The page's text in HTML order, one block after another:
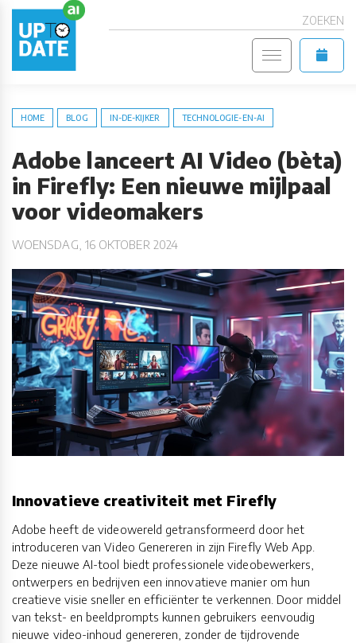
ZOEKEN
HOME BLOG IN-DE-KIJKER TECHNOLOGIE-EN-AI
Adobe lanceert AI Video (bèta)
in Firefly: Een nieuwe mijlpaal
voor videomakers
WOENSDAG, 16 OKTOBER 2024
Innovatieve creativiteit met Firefly
Adobe heeft de videowereld getransformeerd door het
introduceren van Video Genereren in zijn Firefly Web App.
Deze nieuwe AI-tool biedt professionele videobewerkers,
ontwerpers en bedrijven een innovatieve manier om hun
creatieve visie sneller en efficiënter te verkennen. Door middel
van tekst- en beeldprompts kunnen gebruikers eenvoudig
nieuwe video-inhoud genereren, zonder de tijdrovende